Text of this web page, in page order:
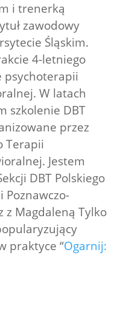
i trenerką
zawodowy
Śląskim.
4-letniego
psychoterapii
W latach
szkolenie DBT
przez
Terapii
Jestem
DBT Polskiego
Poznawczo-
z Magdaleną Tylko
praktyce “Ogarnij: